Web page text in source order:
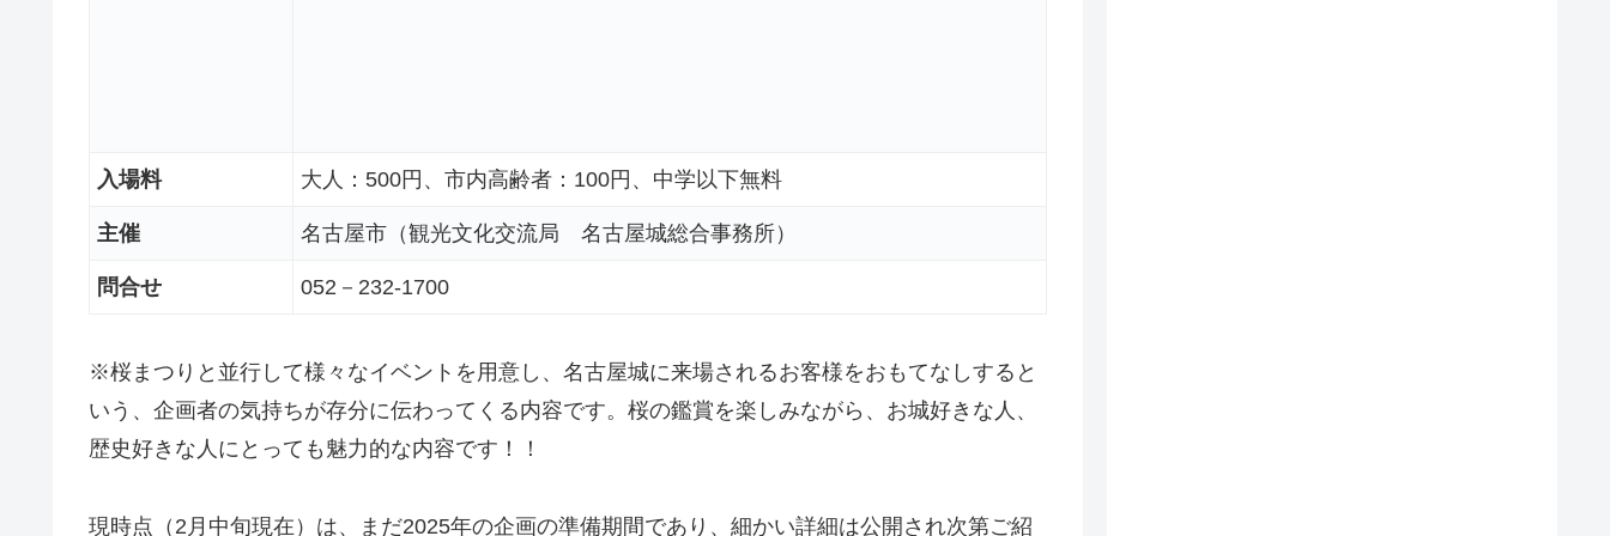
入場料 大人：500円、市内高齢者：100円、中学以下無料
主催 名古屋市（観光文化交流局 名古屋城総合事務所）
問合せ 052－232-1700
※桜まつりと並行して様々なイベントを用意し、名古屋城に来場されるお客様をおもてなしすると
いう、企画者の気持ちが存分に伝わってくる内容です。桜の鑑賞を楽しみながら、お城好きな人、
歴史好きな人にとっても魅力的な内容です！！
現時点（2月中旬現在）は、まだ2025年の企画の準備期間であり、細かい詳細は公開され次第ご紹